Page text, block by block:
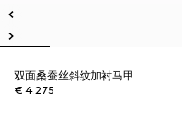
双面桑蚕丝斜纹加衬马甲
€ 4.275